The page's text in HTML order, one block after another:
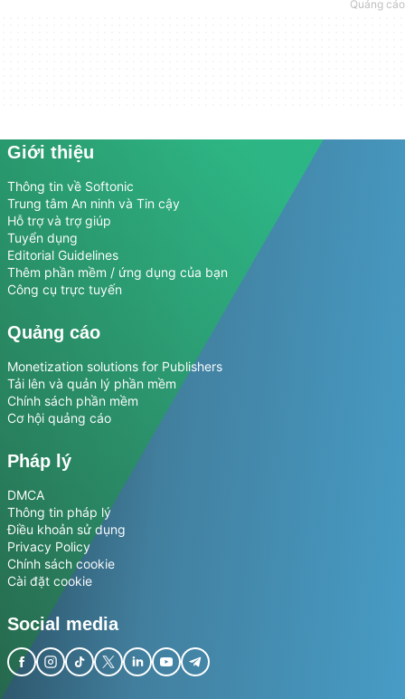
Giới thiệu
Thông tin về Softonic
Trung tâm An ninh và Tin cậy
Hỗ trợ và trợ giúp
Tuyển dụng
Editorial Guidelines
Thêm phần mềm / ứng dụng của bạn
Công cụ trực tuyến
Quảng cáo
Monetization solutions for Publishers
Tải lên và quản lý phần mềm
Chính sách phần mềm
Cơ hội quảng cáo
Pháp lý
DMCA
Thông tin pháp lý
Điều khoản sử dụng
Privacy Policy
Chính sách cookie
Cài đặt cookie
Social media